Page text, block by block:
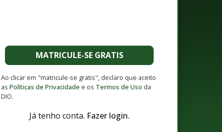
MATRICULE-SE GRATIS
Ao clicar em "matricule-se gratis", declaro que aceito
as Políticas de Privacidade e os Termos de Uso da
DIO.
Já tenho conta. Fazer login.